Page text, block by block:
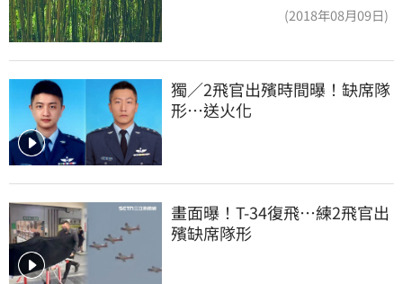
(2018年08月09日)
獨／2飛官出殯時間曝！缺席隊
形…送火化
畫面曝！T-34復飛…練2飛官出
殯缺席隊形